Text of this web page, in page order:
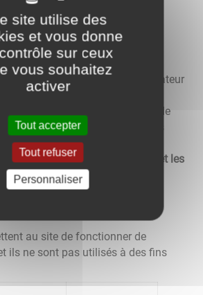
cookies sur le site pour
du site.
?
texte déposé sur votre ordinateur
site. Il permet de conserver des
afin de faciliter la navigation et de
fonctionnalités. Vous pouvez les
cookies, leur fonctionnement et les
au site pour fonctionner
au site de fonctionner de
ils ne sont pas utilisés à des fins
site utilise des
et vous donne
sur ceux
vous souhaitez
activer
Tout accepter
Tout refuser
Personnaliser